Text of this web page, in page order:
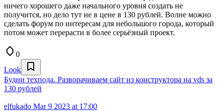
ничего хорошего даже начального уровня создать не
получится, но дело тут не в цене в 130 рублей. Волне можно
сделать форум по интересам для небольшого города, который
потом может перерасти в более серьёзный проект.
0
Look
Будни техпода. Разворачиваем сайт из конструктора на vds за
130 рублей
elfukado Mar 9 2023 at 17:00